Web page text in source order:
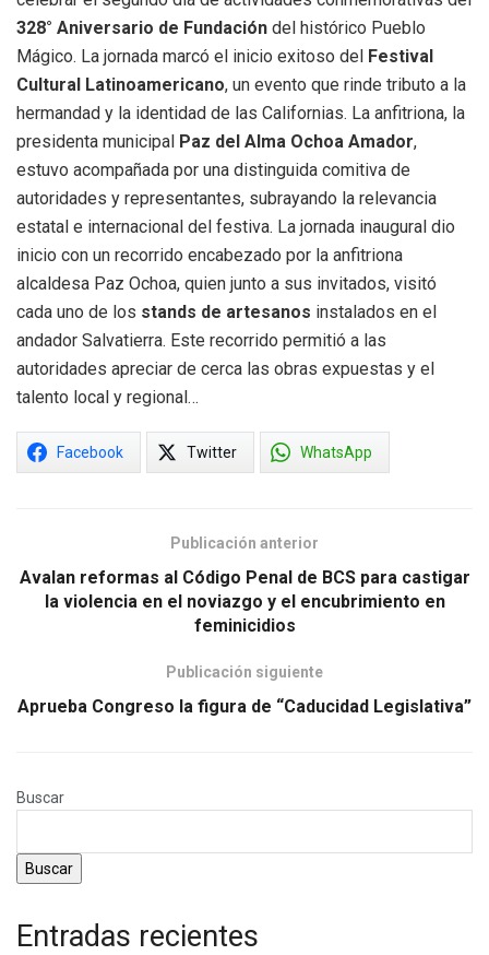
328° Aniversario de Fundación del histórico Pueblo
Mágico. La jornada marcó el inicio exitoso del Festival
Cultural Latinoamericano, un evento que rinde tributo a la
hermandad y la identidad de las Californias. La anfitriona, la
presidenta municipal Paz del Alma Ochoa Amador,
estuvo acompañada por una distinguida comitiva de
autoridades y representantes, subrayando la relevancia
estatal e internacional del festiva. La jornada inaugural dio
inicio con un recorrido encabezado por la anfitriona
alcaldesa Paz Ochoa, quien junto a sus invitados, visitó
cada uno de los stands de artesanos instalados en el
andador Salvatierra. Este recorrido permitió a las
autoridades apreciar de cerca las obras expuestas y el
talento local y regional…
Facebook Twitter WhatsApp
Publicación anterior
Avalan reformas al Código Penal de BCS para castigar
la violencia en el noviazgo y el encubrimiento en
feminicidios
Publicación siguiente
Aprueba Congreso la figura de “Caducidad Legislativa”
Buscar
Buscar
Entradas recientes